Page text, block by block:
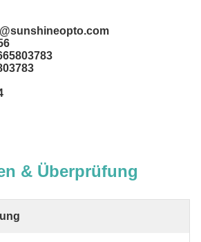
& Überprüfung